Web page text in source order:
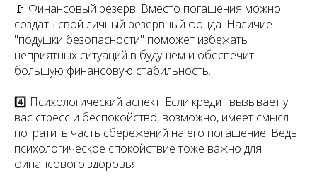
🚩 Финансовый резерв: Вместо погашения можно
создать свой личный резервный фонда. Наличие
"подушки безопасности" поможет избежать
неприятных ситуаций в будущем и обеспечит
большую финансовую стабильность.
4️⃣ Психологический аспект: Если кредит вызывает у
вас стресс и беспокойство, возможно, имеет смысл
потратить часть сбережений на его погашение. Ведь
психологическое спокойствие тоже важно для
финансового здоровья!